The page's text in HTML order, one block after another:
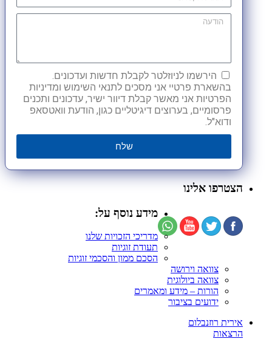
הירשמו לניוזלטר לקבלת חדשות ועדכונים.
בהשארת פרטיי אני מסכים לתנאי השימוש ומדיניות
הפרטיות אני מאשר קבלת דיוור ישיר, עדכונים ותכנים
פרסומיים, בערוצים דיגיטליים כגון, הודעת וואטסאפ
ודוא"ל.
שלח
הצטרפו אלינו
מידע נוסף על:
מדריכי הזכויות שלנו
תעודת זוגיות
הסכם ממון והסכמי זוגיות
צוואה וירושה
צוואה ביולוגית
הורות – מידע ומאמרים
ידועים בציבור
אירית רוזנבלום
הרצאות